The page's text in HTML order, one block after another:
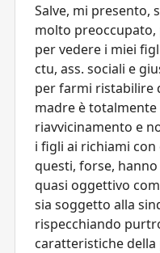
Salve, mi presento,
molto preoccupato,
per vedere i miei
ctu, ass. sociali e
per farmi ristabilire
madre è
riavvicinamento e
i figli ai richiami con
questi, forse,
quasi oggettivo
sia soggetto alla
rispecchiando
caratteristiche della